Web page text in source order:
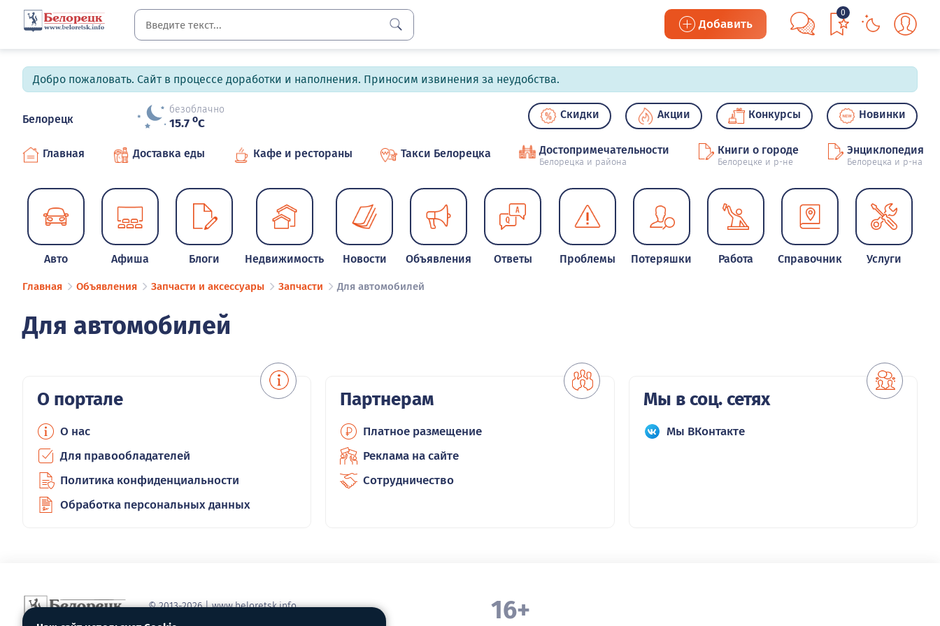
Добавить
0
Добро пожаловать. Сайт в процессе доработки и наполнения. Приносим извинения за неудобства.
Белорецк
безоблачно
15.7 oC
Скидки Акции Конкурсы Новинки
Главная Доставка еды Кафе и рестораны Такси Белорецка Достопримечательности
Белорецка и района
Книги о городе
Белорецке и р-не
Энциклопедия
Белорецка и р-на
Авто Афиша Блоги Недвижимость Новости Объявления Ответы Проблемы Потеряшки Работа Справочник Услуги
Главная Объявления Запчасти и аксессуары Запчасти Для автомобилей
Для автомобилей
О портале
О нас
Для правообладателей
Политика конфиденциальности
Обработка персональных данных
Партнерам
Платное размещение
Реклама на сайте
Сотрудничество
Мы в соц. сетях
Мы ВКонтакте
© 2013-2026 | www.beloretsk.info
Справочно-информационный сайт г. Белорецка
16+